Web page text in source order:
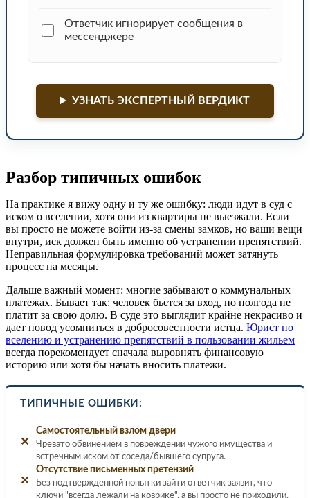
Ответчик игнорирует сообщения в
мессенджере
УЗНАТЬ ЭКСПЕРТНЫЙ ВЕРДИКТ
Разбор типичных ошибок
На практике я вижу одну и ту же ошибку: люди идут в суд с
иском о вселении, хотя они из квартиры не выезжали. Если
вы просто не можете войти из-за смены замков, но ваши вещи
внутри, иск должен быть именно об устранении препятствий.
Неправильная формулировка требований может затянуть
процесс на месяцы.
Дальше важный момент: многие забывают о коммунальных
платежах. Бывает так: человек бьется за вход, но полгода не
платит за свою долю. В суде это выглядит крайне некрасиво и
дает повод усомниться в добросовестности истца. Юрист по
вселению и устранению препятствий в пользовании жильем
всегда порекомендует сначала выровнять финансовую
историю или хотя бы начать вносить платежи.
ТИПИЧНЫЕ ОШИБКИ:
✕
Самостоятельный взлом двери
Чревато обвинением в повреждении чужого имущества и
встречным иском от соседа/бывшего супруга.
✕
Отсутствие письменных претензий
Без подтвержденной попытки зайти ответчик заявит, что
ключи "всегда лежали на коврике", а вы просто не приходили.